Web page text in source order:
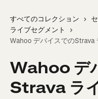
すべてのコレクション
ライブセグメント
Wahoo デバイスでのStrava
Wahoo デ
Strava ラ